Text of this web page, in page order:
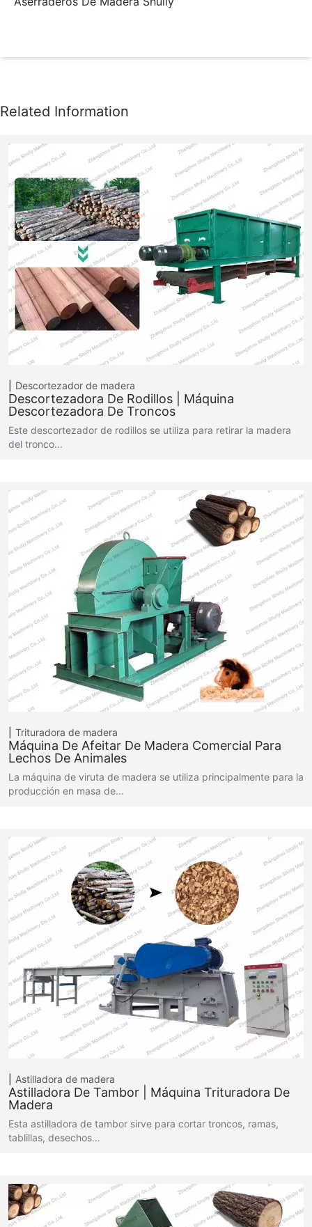
Descortezador de madera
Descortezadora De Rodillos | Máquina
Descortezadora De Troncos
Este descortezador de rodillos se utiliza para retirar la madera
del tronco...
Trituradora de madera
Máquina De Afeitar De Madera Comercial Para
Lechos De Animales
La máquina de viruta de madera se utiliza principalmente para la
producción en masa de…
Astilladora de madera
Astilladora De Tambor | Máquina Trituradora De
Madera
Esta astilladora de tambor sirve para cortar troncos, ramas,
tablillas, desechos…